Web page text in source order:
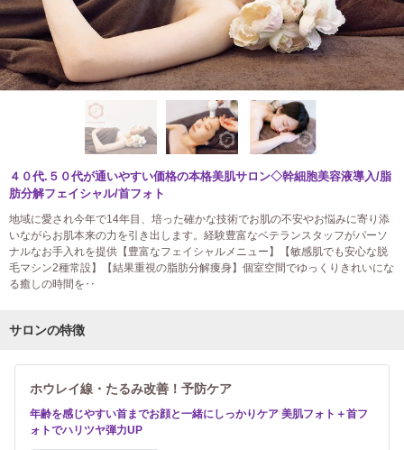
４０代.５０代が通いやすい価格の本格美肌サロン◇幹細胞美容液導入/脂
肪分解フェイシャル/首フォト
地域に愛され今年で14年目、培った確かな技術でお肌の不安やお悩みに寄り添
いながらお肌本来の力を引き出します。経験豊富なベテランスタッフがパーソ
ナルなお手入れを提供【豊富なフェイシャルメニュー】【敏感肌でも安心な脱
毛マシン2種常設】【結果重視の脂肪分解痩身】個室空間でゆっくりきれいにな
る癒しの時間を‥
サロンの特徴
ホウレイ線・たるみ改善！予防ケア
年齢を感じやすい首までお顔と一緒にしっかりケア 美肌フォト＋首フ
ォトでハリツヤ弾力UP